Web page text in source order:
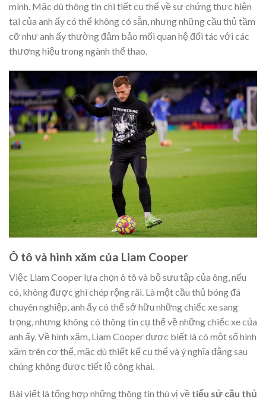
mình. Mặc dù thông tin chi tiết cụ thể về sự chứng thực hiện
tại của anh ấy có thể không có sẵn, nhưng những cầu thủ tầm
cỡ như anh ấy thường đảm bảo mối quan hệ đối tác với các
thương hiệu trong ngành thể thao.
Ô tô và hình xăm của Liam Cooper
Việc Liam Cooper lựa chọn ô tô và bộ sưu tập của ông, nếu
có, không được ghi chép rộng rãi. Là một cầu thủ bóng đá
chuyên nghiệp, anh ấy có thể sở hữu những chiếc xe sang
trọng, nhưng không có thông tin cụ thể về những chiếc xe của
anh ấy. Về hình xăm, Liam Cooper được biết là có một số hình
xăm trên cơ thể, mặc dù thiết kế cụ thể và ý nghĩa đằng sau
chúng không được tiết lộ công khai.
Bài viết là tổng hợp những thông tin thú vị về tiểu sử cầu thủ